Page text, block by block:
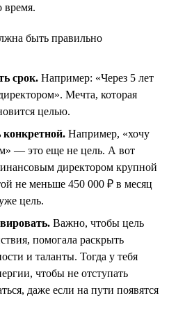
время.
быть правильно
срок. Например: «Через 5 лет
Мечта, которая
целью.
Например, «хочу
— это еще не цель. А вот
директором крупной
не меньше 450 000 ₽ в месяц
цель.
Важно, чтобы цель
помогала раскрыть
и таланты. Тогда у тебя
чтобы не отступать
даже если на пути появятся